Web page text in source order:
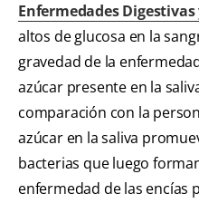
Enfermedades Digestivas
altos de glucosa en la
gravedad de la
azúcar presente en la
comparación con la
azúcar en la saliva
bacterias que luego
enfermedad de las encías